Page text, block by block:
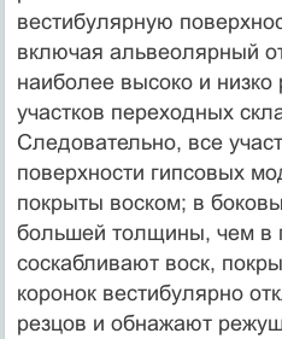
вестибулярную
включая альвеолярный
наиболее высоко и
участков переходных
Следовательно, все
поверхности гипсовых
покрыты воском; в
большей толщины, чем в
соскабливают воск,
коронок вестибулярно
резцов и обнажают